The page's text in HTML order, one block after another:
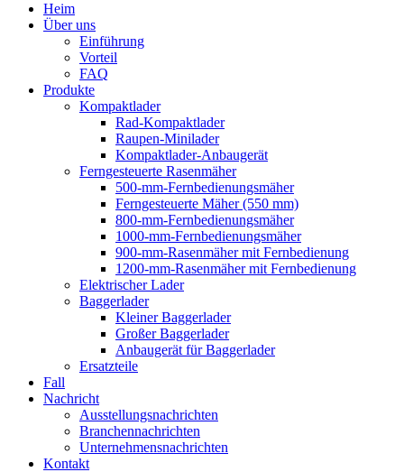
Heim
Über uns
Einführung
Vorteil
FAQ
Produkte
Kompaktlader
Rad-Kompaktlader
Raupen-Minilader
Kompaktlader-Anbaugerät
Ferngesteuerte Rasenmäher
500-mm-Fernbedienungsmäher
Ferngesteuerte Mäher (550 mm)
800-mm-Fernbedienungsmäher
1000-mm-Fernbedienungsmäher
900-mm-Rasenmäher mit Fernbedienung
1200-mm-Rasenmäher mit Fernbedienung
Elektrischer Lader
Baggerlader
Kleiner Baggerlader
Großer Baggerlader
Anbaugerät für Baggerlader
Ersatzteile
Fall
Nachricht
Ausstellungsnachrichten
Branchennachrichten
Unternehmensnachrichten
Kontakt